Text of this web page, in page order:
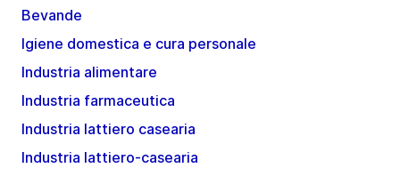
Bevande
Igiene domestica e cura personale
Industria alimentare
Industria farmaceutica
Industria lattiero casearia
Industria lattiero-casearia